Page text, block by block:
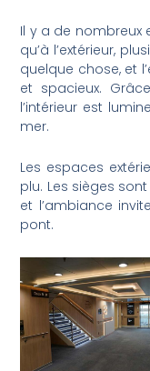
Il y a de nombreux
qu’à l’extérieur,
quelque chose, et
et spacieux.
l’intérieur est
mer.
Les espaces
plu. Les sièges
et l’ambiance
pont.